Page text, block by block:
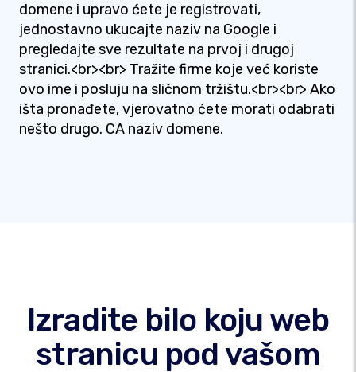
domene i upravo ćete je registrovati,
jednostavno ukucajte naziv na Google i
pregledajte sve rezultate na prvoj i drugoj
stranici.<br><br> Tražite firme koje već koriste
ovo ime i posluju na sličnom tržištu.<br><br> Ako
išta pronađete, vjerovatno ćete morati odabrati
nešto drugo. CA naziv domene.
Izradite bilo koju web
stranicu pod vašom